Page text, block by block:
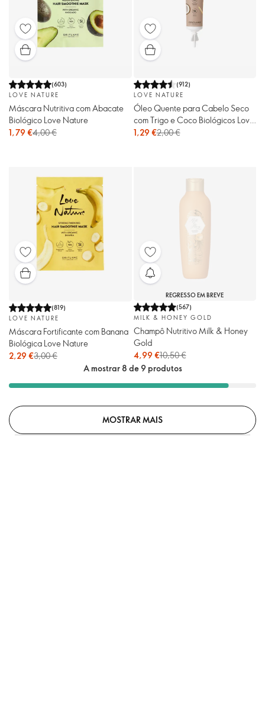
(603)
LOVE NATURE
Máscara Nutritiva com Abacate
Biológico Love Nature
1,79 €4,00 €
(912)
LOVE NATURE
Óleo Quente para Cabelo Seco
com Trigo e Coco Biológicos Love
Nature
1,29 €2,00 €
(819)
LOVE NATURE
Máscara Fortificante com Banana
Biológica Love Nature
2,29 €3,00 €
REGRESSO EM BREVE
(567)
MILK & HONEY GOLD
Champô Nutritivo Milk & Honey
Gold
4,99 €10,50 €
A mostrar 8 de 9 produtos
MOSTRAR MAIS